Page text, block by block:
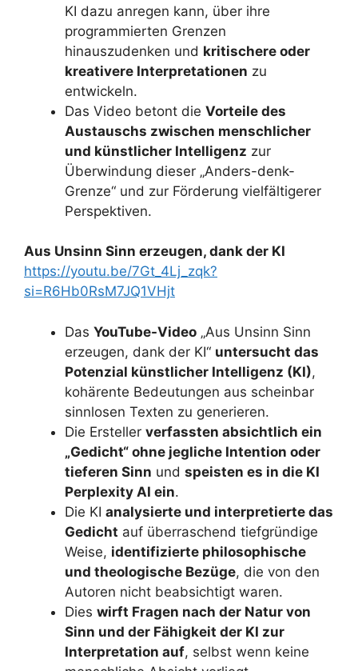
KI dazu anregen kann, über ihre
programmierten Grenzen
hinauszudenken und kritischere oder
kreativere Interpretationen zu
entwickeln.
Das Video betont die Vorteile des
Austauschs zwischen menschlicher
und künstlicher Intelligenz zur
Überwindung dieser „Anders-denk-
Grenze“ und zur Förderung vielfältigerer
Perspektiven.
Aus Unsinn Sinn erzeugen, dank der KI
https://youtu.be/7Gt_4Lj_zqk?
si=R6Hb0RsM7JQ1VHjt
Das YouTube-Video „Aus Unsinn Sinn
erzeugen, dank der KI“ untersucht das
Potenzial künstlicher Intelligenz (KI),
kohärente Bedeutungen aus scheinbar
sinnlosen Texten zu generieren.
Die Ersteller verfassten absichtlich ein
„Gedicht“ ohne jegliche Intention oder
tieferen Sinn und speisten es in die KI
Perplexity AI ein.
Die KI analysierte und interpretierte das
Gedicht auf überraschend tiefgründige
Weise, identifizierte philosophische
und theologische Bezüge, die von den
Autoren nicht beabsichtigt waren.
Dies wirft Fragen nach der Natur von
Sinn und der Fähigkeit der KI zur
Interpretation auf, selbst wenn keine